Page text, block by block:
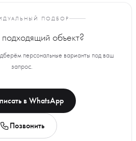
ПОДБОР
объект?
персональные варианты под ваш
запрос.
в WhatsApp
Позвонить